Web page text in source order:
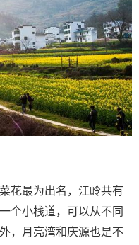
最为出名，江岭共有
个小栈道，可以从不同
，月亮湾和庆源也是不